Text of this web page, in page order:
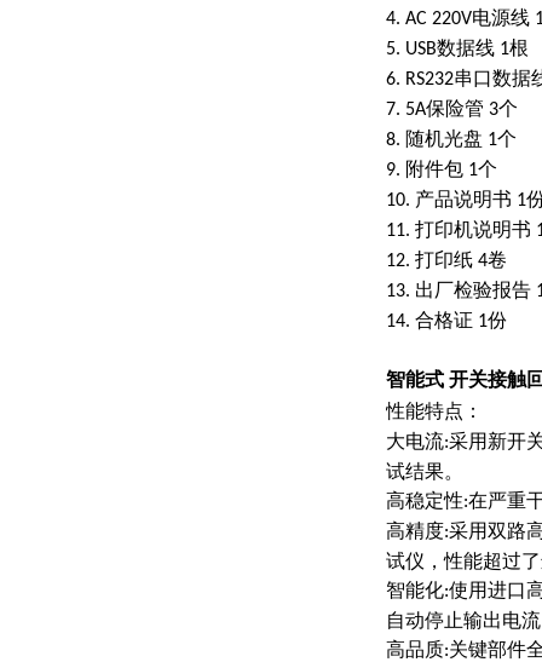
4. AC 220V电源线
5. USB数据线 1根
6. RS232串口数据
7. 5A保险管 3个
8. 随机光盘 1个
9. 附件包 1个
10. 产品说明书 1
11. 打印机说明书
12. 打印纸 4卷
13. 出厂检验报告
14. 合格证 1份
智能式 开关接触
性能特点：
大电流:采用新开
试结果。
高稳定性:在严重
高精度:采用双路
试仪，性能超过
智能化:使用进口
自动停止输出电
高品质:关键部件